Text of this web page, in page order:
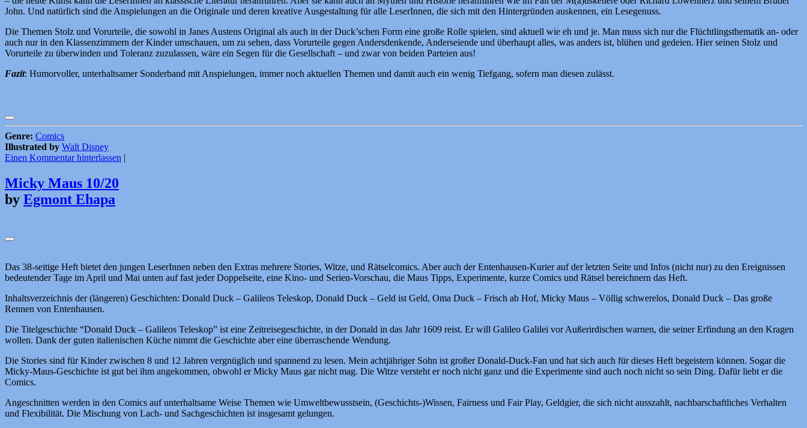
John. Und natürlich sind die Anspielungen an die Originale und deren kreative Ausgestaltung für alle LeserInnen, die sich mit den Hintergründen auskennen, ein Lesegenuss.
Die Themen Stolz und Vorurteile, die sowohl in Janes Austens Original als auch in der Duck’schen Form eine große Rolle spielen, sind aktuell wie eh und je. Man muss sich nur die Flüchtlingsthematik an- oder
auch nur in den Klassenzimmern der Kinder umschauen, um zu sehen, dass Vorurteile gegen Andersdenkende, Anderseiende und überhaupt alles, was anders ist, blühen und gedeien. Hier seinen Stolz und
Vorurteile zu überwinden und Toleranz zuzulassen, wäre ein Segen für die Gesellschaft – und zwar von beiden Parteien aus!
Fazit: Humorvoller, unterhaltsamer Sonderband mit Anspielungen, immer noch aktuellen Themen und damit auch ein wenig Tiefgang, sofern man diesen zulässt.
Genre: Comics
Illustrated by Walt Disney
Einen Kommentar hinterlassen
Micky Maus 10/20
by Egmont Ehapa
Das 38-seitige Heft bietet den jungen LeserInnen neben den Extras mehrere Stories, Witze, und Rätselcomics. Aber auch der Entenhausen-Kurier auf der letzten Seite und Infos (nicht nur) zu den Ereignissen
bedeutender Tage im April und Mai unten auf fast jeder Doppelseite, eine Kino- und Serien-Vorschau, die Maus Tipps, Experimente, kurze Comics und Rätsel bereichnern das Heft.
Inhaltsverzeichnis der (längeren) Geschichten: Donald Duck – Galileos Teleskop, Donald Duck – Geld ist Geld, Oma Duck – Frisch ab Hof, Micky Maus – Völlig schwerelos, Donald Duck – Das große
Rennen von Entenhausen.
Die Titelgeschichte “Donald Duck – Galileos Teleskop” ist eine Zeitreisegeschichte, in der Donald in das Jahr 1609 reist. Er will Galileo Galilei vor Außerirdischen warnen, die seiner Erfindung an den Kragen
wollen. Dank der guten italienischen Küche nimmt die Geschichte aber eine überraschende Wendung.
Die Stories sind für Kinder zwischen 8 und 12 Jahren vergnüglich und spannend zu lesen. Mein achtjähriger Sohn ist großer Donald-Duck-Fan und hat sich auch für dieses Heft begeistern können. Sogar die
Micky-Maus-Geschichte ist gut bei ihm angekommen, obwohl er Micky Maus gar nicht mag. Die Witze versteht er noch nicht ganz und die Experimente sind auch noch nicht so sein Ding. Dafür liebt er die
Comics.
Angeschnitten werden in den Comics auf unterhaltsame Weise Themen wie Umweltbewusstsein, (Geschichts-)Wissen, Fairness und Fair Play, Geldgier, die sich nicht ausszahlt, nachbarschaftliches Verhalten
und Flexibilität. Die Mischung von Lach- und Sachgeschichten ist insgesamt gelungen.